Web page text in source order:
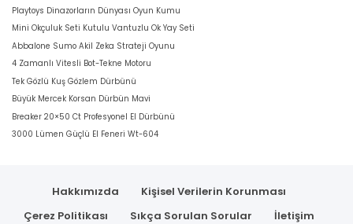
Playtoys Dinazorların Dünyası Oyun Kumu
Mini Okçuluk Seti Kutulu Vantuzlu Ok Yay Seti
Abbalone Sumo Akil Zeka Strateji Oyunu
4 Zamanlı Vitesli Bot-Tekne Motoru
Tek Gözlü Kuş Gözlem Dürbünü
Büyük Mercek Korsan Dürbün Mavi
Breaker 20×50 Ct Profesyonel El Dürbünü
3000 Lümen Güçlü El Feneri Wt-604
Hakkımızda
Kişisel Verilerin Korunması
Çerez Politikası
Sıkça Sorulan Sorular
İletişim